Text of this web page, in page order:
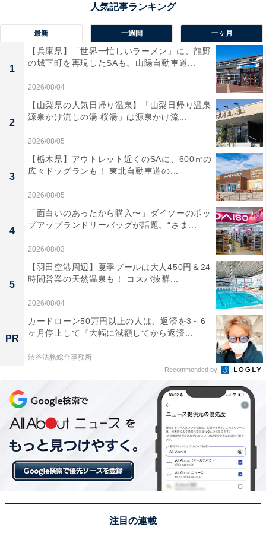
今回筆者はバームクーヘンを買うべく、店舗へ足を運び
ましたが、もちろん取材はNGのため、一人のお客さんと
してです。8時45分には同住所に到着。すでに10人程度
並んでいますが、想像よりは少なめです。8時50分、店
舗向かいの横断歩道を渡り、こちらへ向かってくる人物
が。「すみません、ありがとうございます」と言いなが
ら歩く斉藤被告でした。黒いキャップとマスク、白いT
シャツにズボン姿で、店の中に入っていきました。
9時30分ごろには、来た人が「やばい」と言うほどの長
蛇の列に。ざっと100人以上は並んでいるように見えま
した。直後、斉藤被告は「すみません、今準備してます
んで！」と店の外に出て、お客さんに声掛けをしまし
た。列の長さに驚きつつも、笑顔を見せています。さら
に、斉藤被告ファンにはおなじみの芸「はぁーい！」も
お客さんにリクエストされ、二度披露しました。
ファンの声援に応える斉藤被告
今回のために作ったTシャツでしょうか。斉藤被告の顔
のイラストと「HAAI!」というローマ字がプリントされ
た白いTシャツを着ています。
最新 一週間 一ヶ月
1
【兵庫県】「世界一忙しいラーメン」に、龍野
の城下町を再現したSAも。山陽自動車道...
2026/08/04
2
【山梨県の人気日帰り温泉】「山梨日帰り温泉
源泉かけ流しの湯 桜湯」は源泉かけ流...
2026/08/05
3
【栃木県】アウトレット近くのSAに、600㎡の
広々ドッグランも！ 東北自動車道の...
2026/08/05
4
「面白いのあったから購入〜」ダイソーのポッ
プアップランドリーバッグが話題。“さま...
2026/08/03
5
【羽田空港周辺】夏季プールは大人450円＆24
時間営業の天然温泉も！ コスパ抜群...
2026/08/04
PR
カードローン50万円以上の人は、返済を3～6
ヶ月停止して『大幅に減額してから返済...
渋谷法務総合事務所
Recommended by
注目の連載